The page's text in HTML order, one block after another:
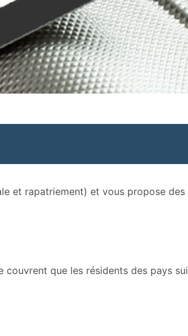
et rapatriement) et vous propose
que les résidents des pays